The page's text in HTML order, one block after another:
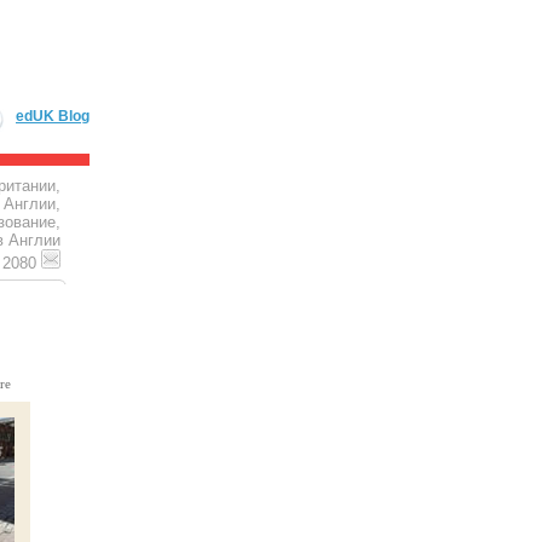
edUK Blog
Англии,
Англии